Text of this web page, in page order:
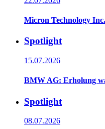
Micron Technology
Spotlight
15.07.2026
BMW AG: Erholung
Spotlight
08.07.2026